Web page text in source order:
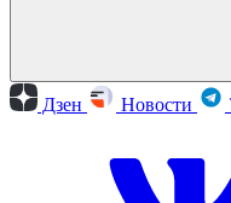
Дзен Новости